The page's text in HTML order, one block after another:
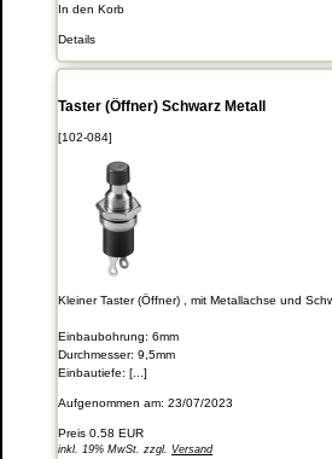
In den Korb
Details
Taster (Öffner) Schwarz Metall
[102-084]
Kleiner Taster (Öffner) , mit Metallachse und
Einbaubohrung: 6mm
Durchmesser: 9,5mm
Einbautiefe: [...]
Aufgenommen am: 23/07/2023
Preis 0.58 EUR
inkl. 19% MwSt. zzgl. Versand